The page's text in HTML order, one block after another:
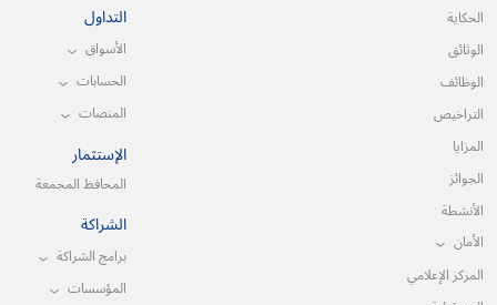
الحكاية
الوثائق
الوظائف
التراخيص
المزايا
الجوائز
الأنشطة
الأمان
المركز الإعلامي
التداول
الأسواق
الحسابات
المنصات
الإستثمار
المحافظ المجمعة
الشراكة
برامج الشراكة
المؤسسات